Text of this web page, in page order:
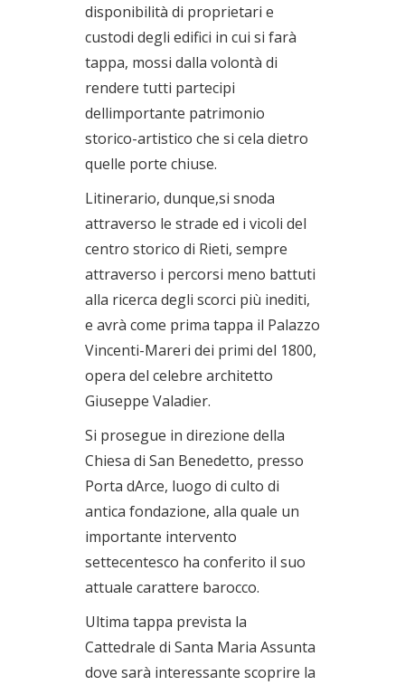
disponibilità di proprietari e
custodi degli edifici in cui si farà
tappa, mossi dalla volontà di
rendere tutti partecipi
dellimportante patrimonio
storico-artistico che si cela dietro
quelle porte chiuse.
Litinerario, dunque,si snoda
attraverso le strade ed i vicoli del
centro storico di Rieti, sempre
attraverso i percorsi meno battuti
alla ricerca degli scorci più inediti,
e avrà come prima tappa il Palazzo
Vincenti-Mareri dei primi del 1800,
opera del celebre architetto
Giuseppe Valadier.
Si prosegue in direzione della
Chiesa di San Benedetto, presso
Porta dArce, luogo di culto di
antica fondazione, alla quale un
importante intervento
settecentesco ha conferito il suo
attuale carattere barocco.
Ultima tappa prevista la
Cattedrale di Santa Maria Assunta
dove sarà interessante scoprire la